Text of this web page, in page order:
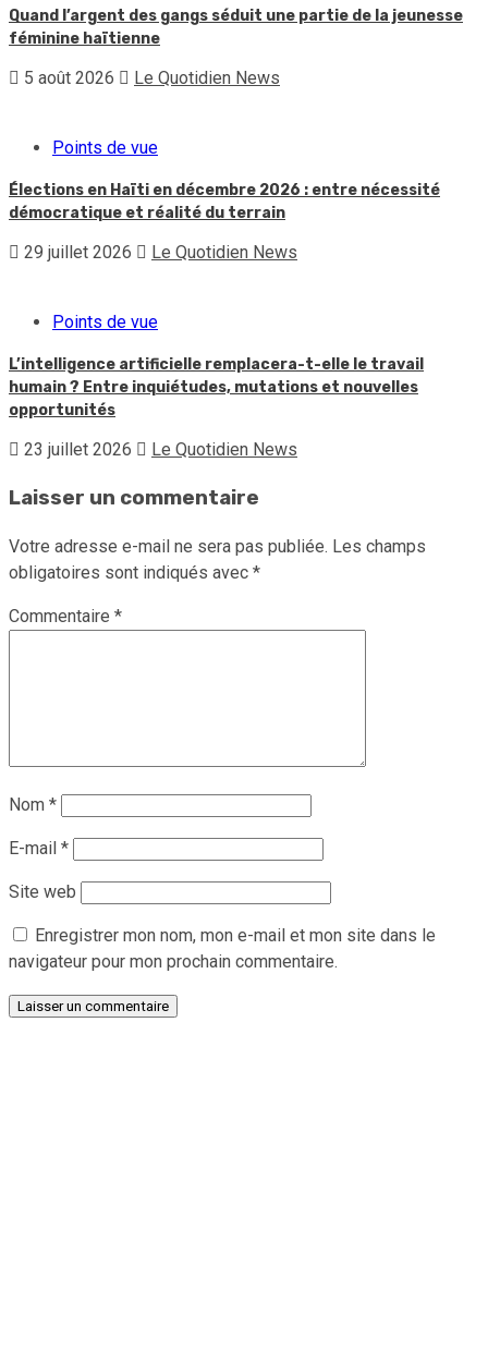
Quand l’argent des gangs séduit une partie de la jeunesse
féminine haïtienne
5 août 2026 Le Quotidien News
Points de vue
Élections en Haïti en décembre 2026 : entre nécessité
démocratique et réalité du terrain
29 juillet 2026 Le Quotidien News
Points de vue
L’intelligence artificielle remplacera-t-elle le travail
humain ? Entre inquiétudes, mutations et nouvelles
opportunités
23 juillet 2026 Le Quotidien News
Laisser un commentaire
Votre adresse e-mail ne sera pas publiée. Les champs
obligatoires sont indiqués avec *
Commentaire *
Nom *
E-mail *
Site web
Enregistrer mon nom, mon e-mail et mon site dans le
navigateur pour mon prochain commentaire.